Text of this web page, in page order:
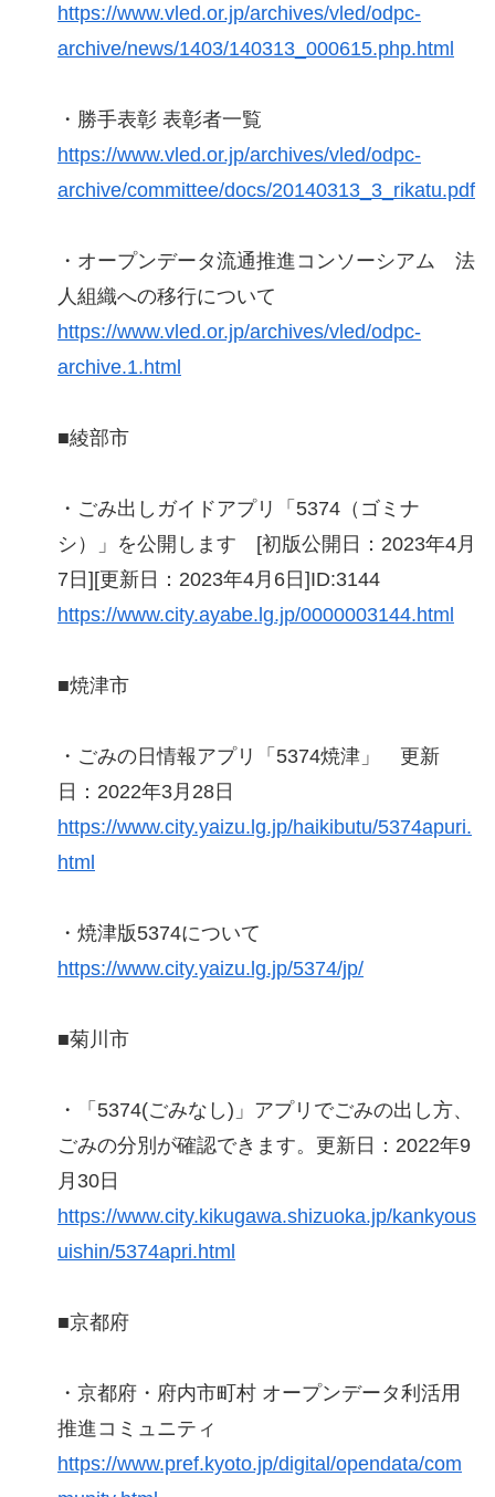
https://www.vled.or.jp/archives/vled/odpc-
archive/news/1403/140313_000615.php.html
・勝手表彰 表彰者一覧
https://www.vled.or.jp/archives/vled/odpc-
archive/committee/docs/20140313_3_rikatu.pdf
・オープンデータ流通推進コンソーシアム 法
人組織への移行について
https://www.vled.or.jp/archives/vled/odpc-
archive.1.html
■綾部市
・ごみ出しガイドアプリ「5374（ゴミナ
シ）」を公開します [初版公開日：2023年4月
7日][更新日：2023年4月6日]ID:3144
https://www.city.ayabe.lg.jp/0000003144.html
■焼津市
・ごみの日情報アプリ「5374焼津」 更新
日：2022年3月28日
https://www.city.yaizu.lg.jp/haikibutu/5374apuri.
html
・焼津版5374について
https://www.city.yaizu.lg.jp/5374/jp/
■菊川市
・「5374(ごみなし)」アプリでごみの出し方、
ごみの分別が確認できます。更新日：2022年9
月30日
https://www.city.kikugawa.shizuoka.jp/kankyous
uishin/5374apri.html
■京都府
・京都府・府内市町村 オープンデータ利活用
推進コミュニティ
https://www.pref.kyoto.jp/digital/opendata/com